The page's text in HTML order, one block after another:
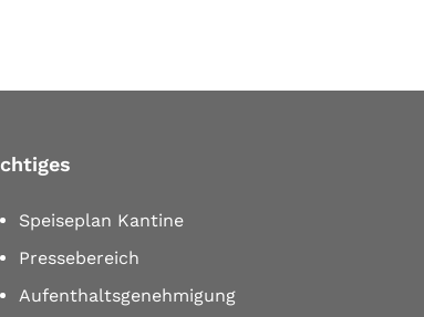
Speiseplan Kantine
Pressebereich
Aufenthaltsgenehmigung